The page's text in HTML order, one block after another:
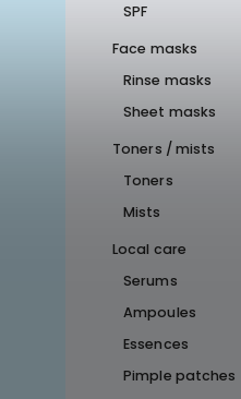
SPF
Face masks
Rinse masks
Sheet masks
Toners / mists
Toners
Mists
Local care
Serums
Ampoules
Essences
Pimple patches